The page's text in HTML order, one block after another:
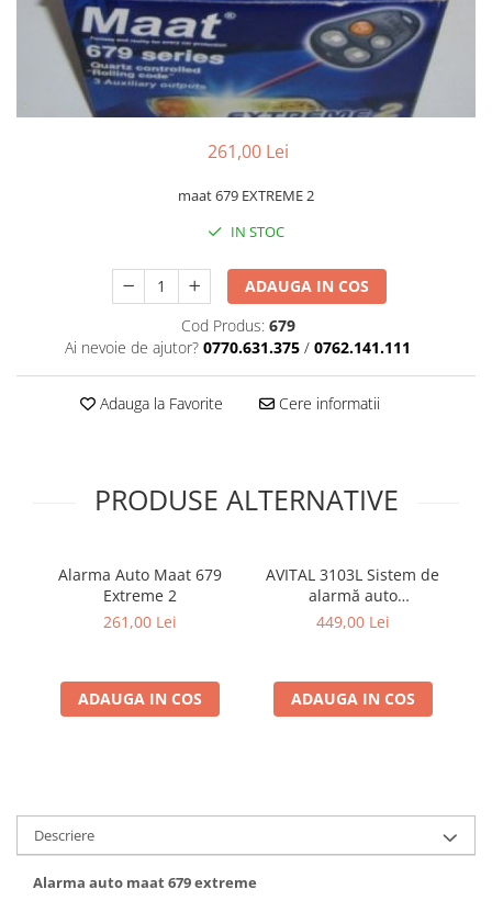
261,00 Lei
maat 679 EXTREME 2
IN STOC
ADAUGA IN COS
Cod Produs: 679
Ai nevoie de ajutor? 0770.631.375 / 0762.141.111
Adauga la Favorite Cere informatii
PRODUSE ALTERNATIVE
Alarma Auto Maat 679
Extreme 2
261,00 Lei
ADAUGA IN COS
AVITAL 3103L Sistem de
alarmă auto
unidirecțional fără cheie,
449,00 Lei
ADAUGA IN COS
Descriere
Alarma auto maat 679 extreme